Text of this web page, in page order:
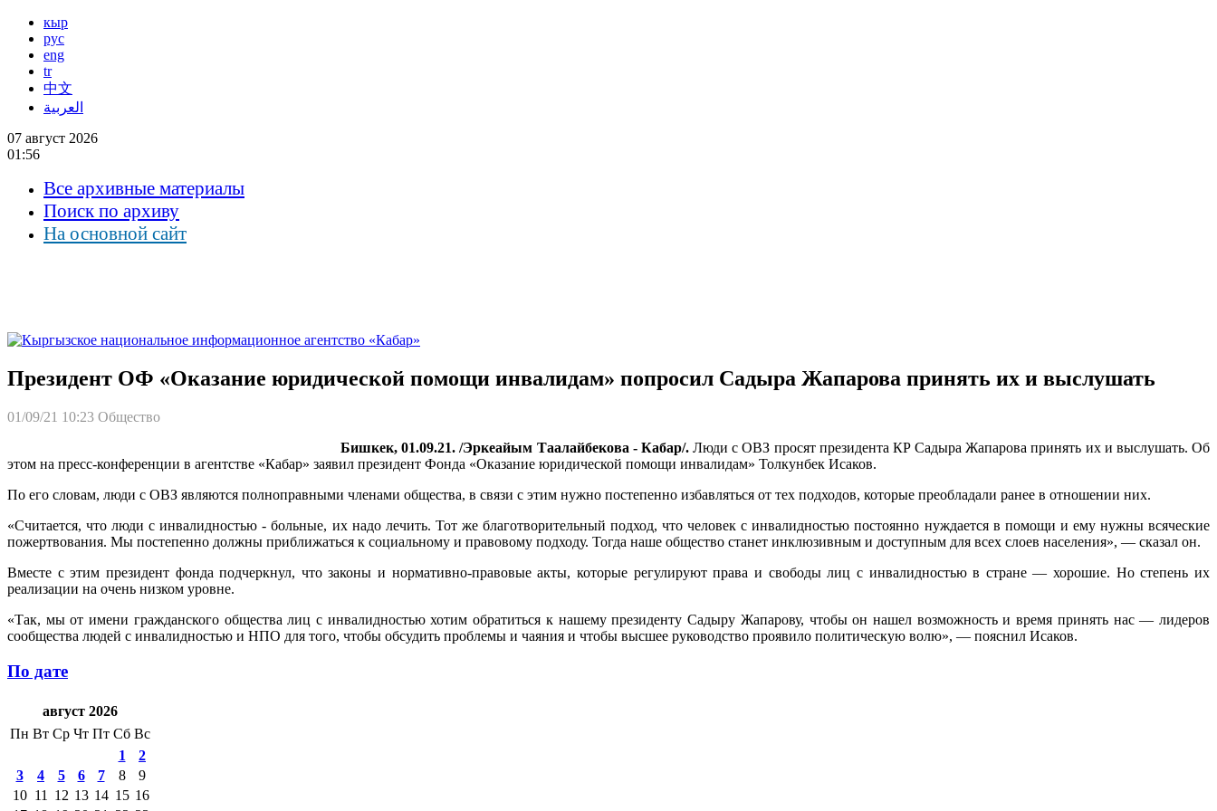
кыр
рус
eng
tr
中文
العربية
07 август 2026
01:56
Все архивные материалы
Поиск по архиву
На основной сайт
Президент ОФ «Оказание юридической помощи инвалидам» попросил Садыра Жапарова принять их и выслушать
01/09/21 10:23 Общество
Бишкек, 01.09.21. /Эркеайым Таалайбекова - Кабар/.Люди с ОВЗ просят президента КР Садыра Жапарова принять их и выслушать. Об
этом на пресс-конференции в агентстве «Кабар» заявил президент Фонда «Оказание юридической помощи инвалидам» Толкунбек Исаков.
По его словам, люди с ОВЗ являются полноправными членами общества, в связи с этим нужно постепенно избавляться от тех подходов, которые преобладали ранее в отношении них.
«Считается, что люди с инвалидностью - больные, их надо лечить. Тот же благотворительный подход, что человек с инвалидностью постоянно нуждается в помощи и ему нужны всяческие
пожертвования. Мы постепенно должны приближаться к социальному и правовому подходу. Тогда наше общество станет инклюзивным и доступным для всех слоев населения», — сказал он.
Вместе с этим президент фонда подчеркнул, что законы и нормативно-правовые акты, которые регулируют права и свободы лиц с инвалидностью в стране — хорошие. Но степень их
реализации на очень низком уровне.
«Так, мы от имени гражданского общества лиц с инвалидностью хотим обратиться к нашему президенту Садыру Жапарову, чтобы он нашел возможность и время принять нас — лидеров
сообщества людей с инвалидностью и НПО для того, чтобы обсудить проблемы и чаяния и чтобы высшее руководство проявило политическую волю», — пояснил Исаков.
По дате
август 2026
Пн Вт Ср Чт Пт Сб Вс
1
2
3
4 5 6 7 8
9
10 11 12 13 14 15 16